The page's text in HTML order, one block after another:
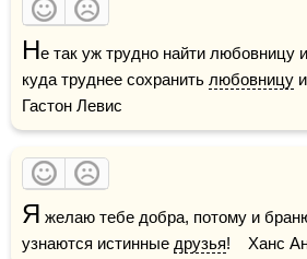
Не так уж трудно найти любовницу
куда труднее сохранить любовницу
Гастон Левис
Я желаю тебе добра, потому и
узнаются истинные друзья!    Ханс